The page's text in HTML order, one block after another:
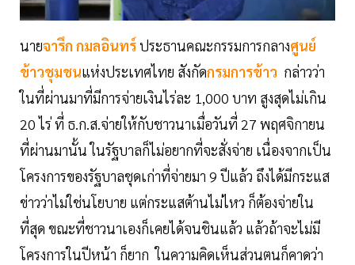
นายจารึก กมลอินทร์ประธานคณะกรรมการกลางศูนย์
ข้าวชุมชนแห่งประเทศไทย สังกัดกรมการข้าว กล่าวว่า
ในที่ผ่านมาที่มีการจ่ายเงินไร่ละ 1,000 บาท สูงสุดไม่เกิน
20 ไร่ ที่ ธ.ก.ส.จ่ายให้กับชาวนาเมื่อวันที่ 27 พฤศจิกายน
ที่ผ่านมานั้น ในรัฐบาลก็ไม่อยากที่จะสั่งจ่าย เนื่องจากเป็น
โครงการของรัฐบาลชุดเก่าที่จ่ายมา 9 ปีแล้ว ถึงได้มีกระแส
ข่าวว่าไม่ใช่นโยบาย แต่กระแสต้านไม่ไหว ก็ต้องจ่ายใน
ที่สุด ขณะที่ชาวนาเองก็เคยได้จนชินแล้ว แล้วถ้าจะไม่มี
โครงการในปีหน้า ก็ยาก ในความคิดเห็นส่วนตนก็คาดว่า